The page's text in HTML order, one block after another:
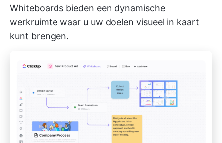
Whiteboards bieden een dynamische
werkruimte waar u uw doelen visueel in kaart
kunt brengen.